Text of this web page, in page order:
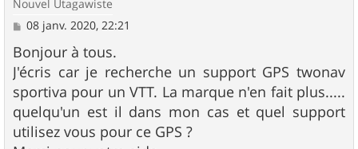
Nouvel Utagawiste
M
s
s
a
g
e
08 janv. 2020, 22:21
Bonjour à tous.
J'écris car je recherche un support GPS twonav
sportiva pour un VTT. La marque n'en fait plus.....
quelqu'un est il dans mon cas et quel support
utilisez vous pour ce GPS ?